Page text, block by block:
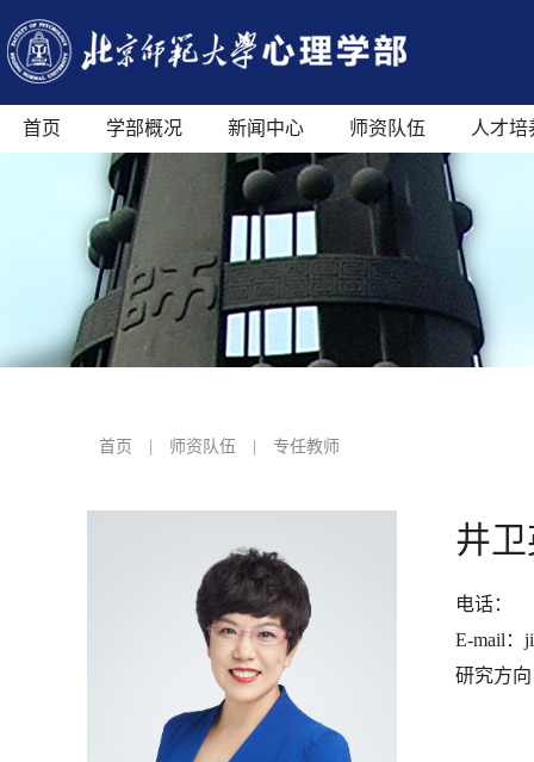
首页 学部概况 新闻中心 师资队伍 人才培
首页 师资队伍 专任教师
井
电话：
E-mail：
研究方